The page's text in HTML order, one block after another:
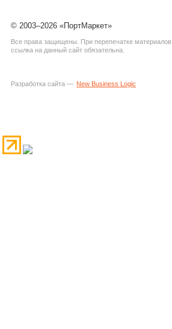
© 2003–2026 «ПортМаркет»
Все права защищены. При перепечатке материалов
ссылка на данный сайт обязательна.
Разработка сайта — New Business Logic